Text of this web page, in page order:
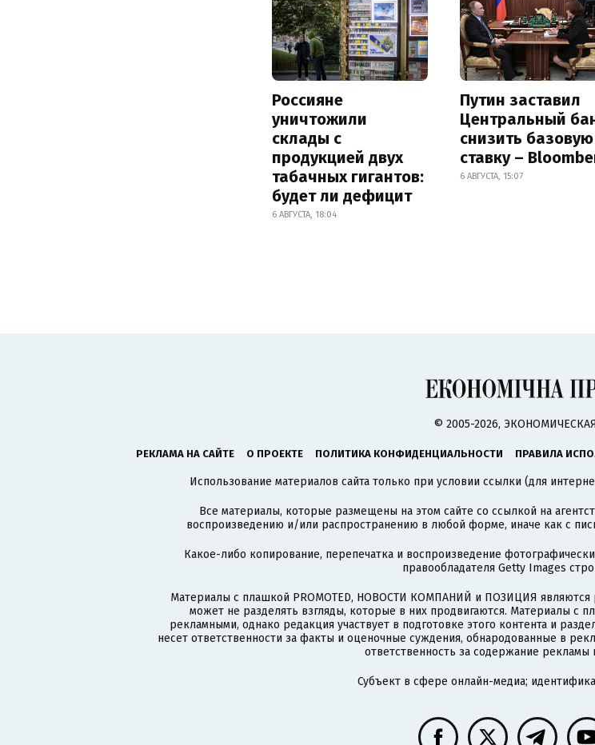
Россияне
уничтожили
склады с
продукцией двух
табачных гигантов:
будет ли дефицит
6 АВГУСТА, 18:04
Путин заставил
Центральный
снизить базовую
ставку –
6 АВГУСТА, 15:07
© 2005-2026,
РЕКЛАМА НА САЙТЕ О ПРОЕКТЕ ПОЛИТИКА КОНФИДЕНЦИАЛЬНОСТИ ПРАВИЛА
Использование материалов сайта только при условии ссылки (для
Все материалы, которые размещены на этом сайте со ссылкой на
воспроизведению и/или распространению в любой форме, иначе как с
Какое-либо копирование, перепечатка и воспроизведение
правообладателя Getty Images
Материалы с плашкой PROMOTED, НОВОСТИ КОМПАНИЙ и ПОЗИЦИЯ являются
может не разделять взгляды, которые в них продвигаются. Материалы
рекламными, однако редакция участвует в подготовке этого контента и
несет ответственности за факты и оценочные суждения, обнародованные в
ответственность за содержание рекламы
Субъект в сфере онлайн-медиа;